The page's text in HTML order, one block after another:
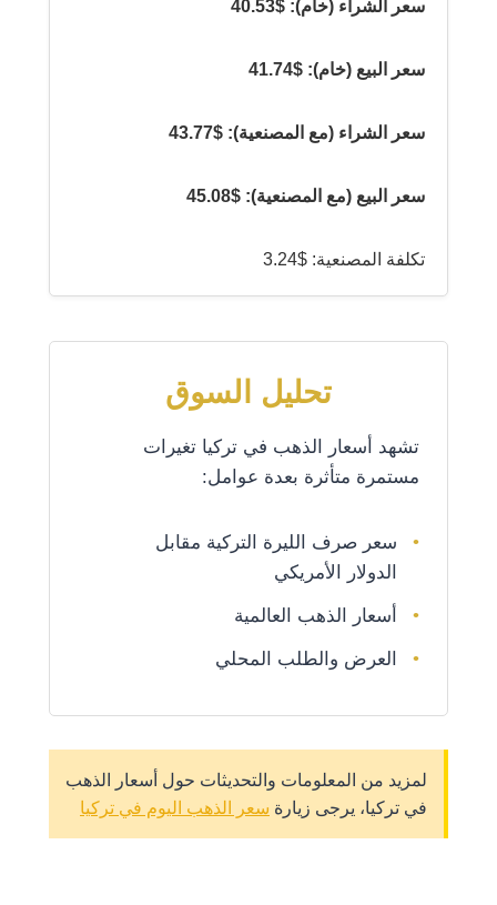
سعر الشراء (خام): $40.53
سعر البيع (خام): $41.74
سعر الشراء (مع المصنعية): $43.77
سعر البيع (مع المصنعية): $45.08
تكلفة المصنعية: $3.24
تحليل السوق
تشهد أسعار الذهب في تركيا تغيرات
مستمرة متأثرة بعدة عوامل:
سعر صرف الليرة التركية مقابل
الدولار الأمريكي
أسعار الذهب العالمية
العرض والطلب المحلي
لمزيد من المعلومات والتحديثات حول أسعار الذهب
في تركيا، يرجى زيارة سعر الذهب اليوم في تركيا